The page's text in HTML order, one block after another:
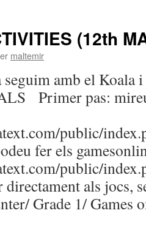
(12th
maltemir
seguim amb el Koala
Primer pas:
public/
fer els
public/
als jocs,
Grade 1/